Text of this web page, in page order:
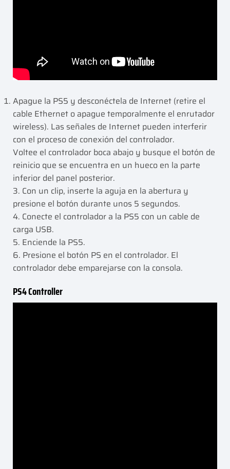
Apague la PS5 y desconéctela de Internet (retire el
cable Ethernet o apague temporalmente el enrutador
wireless). Las señales de Internet pueden interferir
con el proceso de conexión del controlador.
Voltee el controlador boca abajo y busque el botón de
reinicio que se encuentra en un hueco en la parte
inferior del panel posterior.
3. Con un clip, inserte la aguja en la abertura y
presione el botón durante unos 5 segundos.
4. Conecte el controlador a la PS5 con un cable de
carga USB.
5. Enciende la PS5.
6. Presione el botón PS en el controlador. El
controlador debe emparejarse con la consola.
PS4 Controller